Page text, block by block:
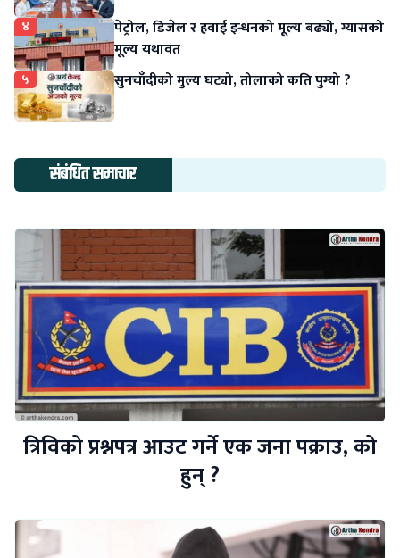
४
पेट्रोल, डिजेल र हवाई इन्धनको मूल्य बढ्यो, ग्यासको
मूल्य यथावत
५ सुनचाँदीको मुल्य घट्यो, तोलाको कति पुग्यो ?
संबंधित समाचार
त्रिविको प्रश्नपत्र आउट गर्ने एक जना पक्राउ, को
हुन् ?